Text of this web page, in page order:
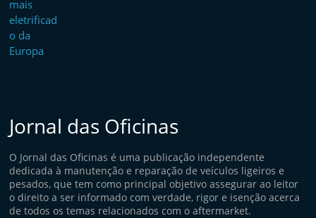
Jornal das Oficinas
O Jornal das Oficinas é uma publicação independente
dedicada à manutenção e reparação de veículos ligeiros e
pesados, que tem como principal objetivo assegurar ao leitor
o direito a ser informado com verdade, rigor e isenção acerca
de todos os temas relacionados com o aftermarket.